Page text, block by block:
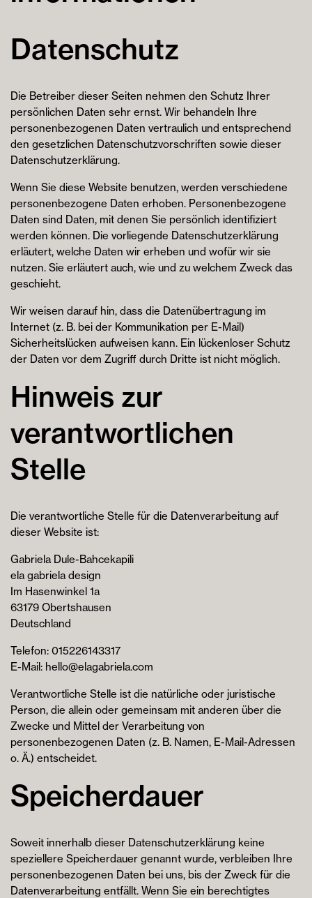
Datenschutz
Die Betreiber dieser Seiten nehmen den Schutz Ihrer
persönlichen Daten sehr ernst. Wir behandeln Ihre
personenbezogenen Daten vertraulich und entsprechend
den gesetzlichen Datenschutzvorschriften sowie dieser
Datenschutzerklärung.
Wenn Sie diese Website benutzen, werden verschiedene
personenbezogene Daten erhoben. Personenbezogene
Daten sind Daten, mit denen Sie persönlich identifiziert
werden können. Die vorliegende Datenschutzerklärung
erläutert, welche Daten wir erheben und wofür wir sie
nutzen. Sie erläutert auch, wie und zu welchem Zweck das
geschieht.
Wir weisen darauf hin, dass die Datenübertragung im
Internet (z. B. bei der Kommunikation per E-Mail)
Sicherheitslücken aufweisen kann. Ein lückenloser Schutz
der Daten vor dem Zugriff durch Dritte ist nicht möglich.
Hinweis zur
verantwortlichen
Stelle
Die verantwortliche Stelle für die Datenverarbeitung auf
dieser Website ist:
Gabriela Dule-Bahcekapili
ela gabriela design
Im Hasenwinkel 1a
63179 Obertshausen
Deutschland
Telefon: 015226143317
E-Mail: hello@elagabriela.com
Verantwortliche Stelle ist die natürliche oder juristische
Person, die allein oder gemeinsam mit anderen über die
Zwecke und Mittel der Verarbeitung von
personenbezogenen Daten (z. B. Namen, E-Mail-Adressen
o. Ä.) entscheidet.
Speicherdauer
Soweit innerhalb dieser Datenschutzerklärung keine
speziellere Speicherdauer genannt wurde, verbleiben Ihre
personenbezogenen Daten bei uns, bis der Zweck für die
Datenverarbeitung entfällt. Wenn Sie ein berechtigtes